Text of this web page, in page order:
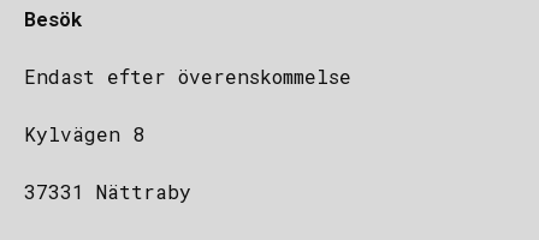
Besök
Endast efter överenskommelse
Kylvägen 8
37331 Nättraby